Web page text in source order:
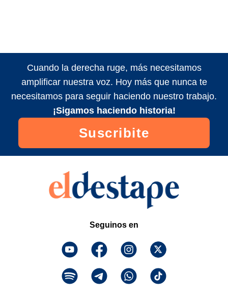
Cuando la derecha ruge, más necesitamos
amplificar nuestra voz. Hoy más que nunca te
necesitamos para seguir haciendo nuestro trabajo.
¡Sigamos haciendo historia!
Suscribite
Seguinos en